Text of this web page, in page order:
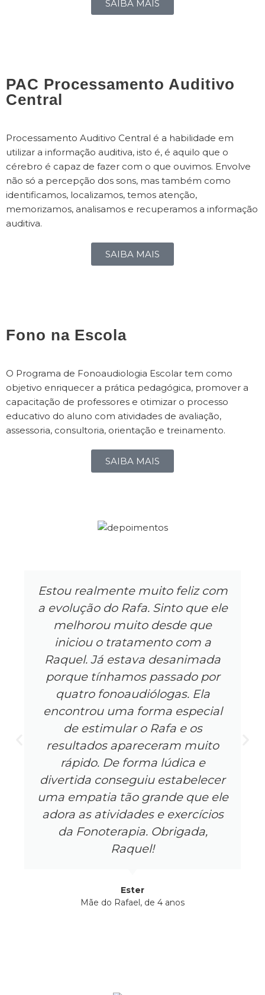
SAIBA MAIS
PAC Processamento Auditivo
Central
Processamento Auditivo Central é a habilidade em
utilizar a informação auditiva, isto é, é aquilo que o
cérebro é capaz de fazer com o que ouvimos. Envolve
não só a percepção dos sons, mas também como
identificamos, localizamos, temos atenção,
memorizamos, analisamos e recuperamos a informação
auditiva.
SAIBA MAIS
Fono na Escola
O Programa de Fonoaudiologia Escolar tem como
objetivo enriquecer a prática pedagógica, promover a
capacitação de professores e otimizar o processo
educativo do aluno com atividades de avaliação,
assessoria, consultoria, orientação e treinamento.
SAIBA MAIS
Estou realmente muito feliz com
a evolução do Rafa. Sinto que ele
melhorou muito desde que
iniciou o tratamento com a
Raquel. Já estava desanimada
porque tínhamos passado por
quatro fonoaudiólogas. Ela
encontrou uma forma especial
de estimular o Rafa e os
resultados apareceram muito
rápido. De forma lúdica e
divertida conseguiu estabelecer
uma empatia tão grande que ele
adora as atividades e exercícios
da Fonoterapia. Obrigada,
Raquel!
Ester
Mãe do Rafael, de 4 anos